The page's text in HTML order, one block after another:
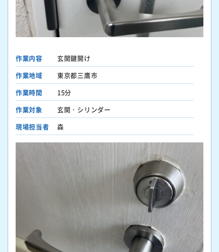
作業内容
玄関鍵開け
作業地域
東京都三鷹市
作業時間
15分
作業対象
玄関・シリンダー
現場担当者
森